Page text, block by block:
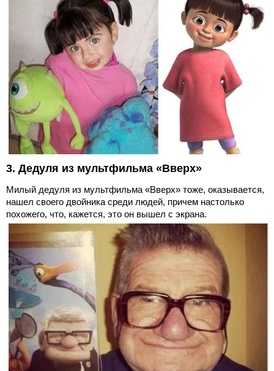
3. Дедуля из мультфильма «Вверх»
Милый дедуля из мультфильма «Вверх» тоже, оказывается,
нашел своего двойника среди людей, причем настолько
похожего, что, кажется, это он вышел с экрана.